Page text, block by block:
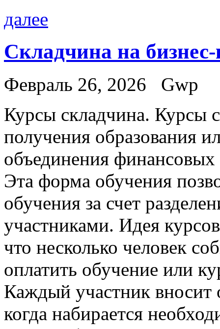
далее
Складчина на
Февраль 26, 2026
Gwp
Курсы склaдчинa. Курсы
получения образования
объединения финансовых
Эта форма обучения
обучения за счет
участниками. Идея
что несколько человек
оплатить обучение или
Каждый участник вносит
когда набирается